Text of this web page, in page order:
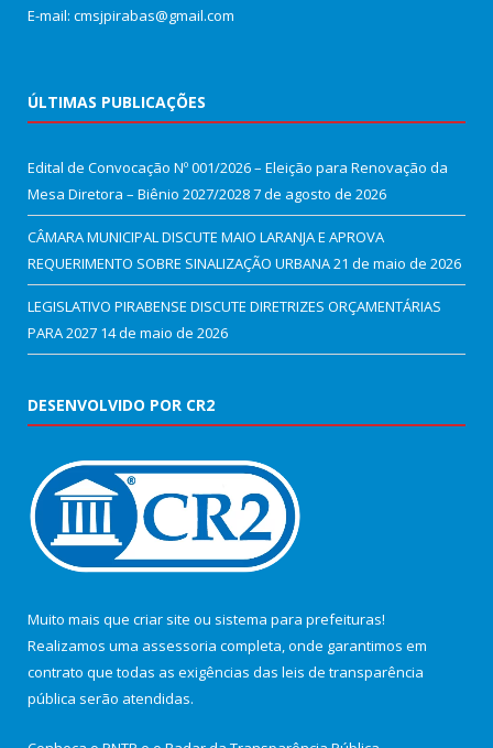
E-mail: cmsjpirabas@gmail.com
ÚLTIMAS PUBLICAÇÕES
Edital de Convocação Nº 001/2026 – Eleição para Renovação da
Mesa Diretora – Biênio 2027/20287 de agosto de 2026
CÂMARA MUNICIPAL DISCUTE MAIO LARANJA E APROVA
REQUERIMENTO SOBRE SINALIZAÇÃO URBANA21 de maio de 2026
LEGISLATIVO PIRABENSE DISCUTE DIRETRIZES ORÇAMENTÁRIAS
PARA 2027 14 de maio de 2026
DESENVOLVIDO POR CR2
Muito mais que criar site ou sistema para prefeituras!
Realizamos uma assessoria completa, onde garantimos em
contrato que todas as exigências das leis de transparência
pública serão atendidas.